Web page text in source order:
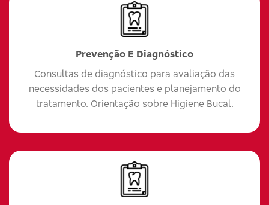
Prevenção E Diagnóstico
Consultas de diagnóstico para avaliação das
necessidades dos pacientes e planejamento do
tratamento. Orientação sobre Higiene Bucal.